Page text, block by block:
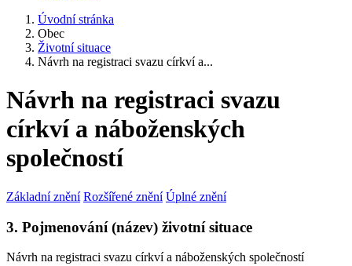
Úvodní stránka
Obec
Životní situace
Návrh na registraci svazu církví a...
Návrh na registraci svazu
církví a náboženských
společností
Základní znění Rozšířené znění Úplné znění
3. Pojmenování (název) životní situace
Návrh na registraci svazu církví a náboženských společností